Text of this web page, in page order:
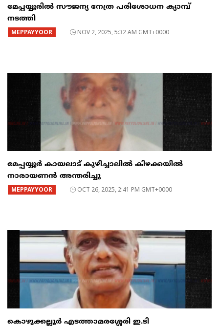
മേപ്പയ്യൂരിൽ സൗജന്യ നേത്ര പരിശോധന ക്യാമ്പ്
നടത്തി
MEPPAYYOOR NOV 2, 2025, 5:32 AM GMT+0000
മേപ്പയ്യൂർ കായലാട് കുഴിച്ചാലിൽ കിഴക്കയിൽ
നാരായണൻ അന്തരിച്ചു
MEPPAYYOOR OCT 26, 2025, 2:41 PM GMT+0000
കൊഴുക്കല്ലൂർ എടത്താമരശ്ശേരി ഇ.ടി